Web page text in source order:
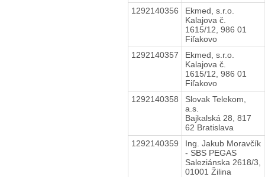
1292140356
Ekmed, s.r.o.
Kalajova č.
1615/12, 986 01
Fiľakovo
1292140357
Ekmed, s.r.o.
Kalajova č.
1615/12, 986 01
Fiľakovo
1292140358
Slovak Telekom,
a.s.
Bajkalská 28, 817
62 Bratislava
1292140359
Ing. Jakub Moravčík
- SBS PEGAS
Saleziánska 2618/3,
01001 Žilina